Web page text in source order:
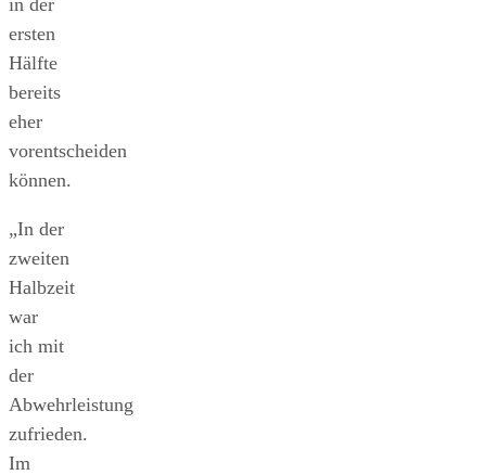
ersten
Hälfte
bereits
eher
vorentscheiden
können.
„In der
zweiten
Halbzeit
war
ich mit
der
Abwehrleistung
zufrieden.
Im